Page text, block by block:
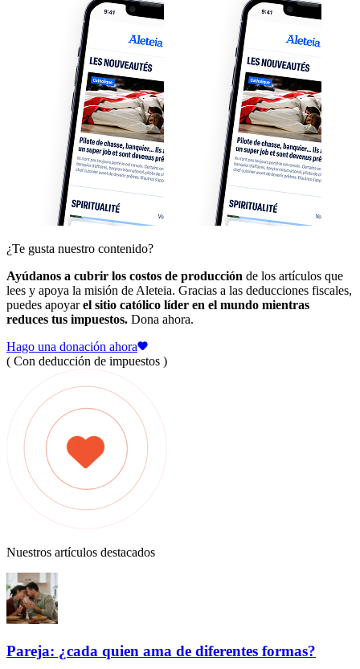
¿Te gusta nuestro contenido?
Ayúdanos a cubrir los costos de producción de los artículos que
lees y apoya la misión de Aleteia. Gracias a las deducciones fiscales,
puedes apoyarel sitio católico líder en el mundo mientras
reduces tus impuestos. Dona ahora.
Hago una donación ahora
( Con deducción de impuestos )
Nuestros artículos destacados
Pareja: ¿cada quien ama de diferentes formas?